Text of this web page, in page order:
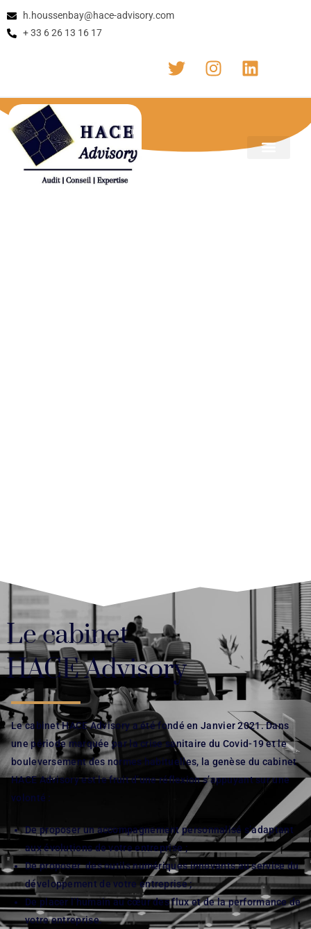
h.houssenbay@hace-advisory.com
+ 33 6 26 13 16 17
Le cabinet
HACE Advisory
Le cabinet HACE Advisory a été fondé en Janvier 2021. Dans
une période marquée par la crise sanitaire du Covid-19 et le
bouleversement des normes habituelles, la genèse du cabinet
HACE Advisory est le fruit d’une réflexion s’appuyant sur une
volonté :
De proposer un accompagnement personnalisé s’adaptant
aux évolutions de votre entreprise ;
De proposer des outils numériques innovants au service du
développement de votre entreprise ;
De placer l’humain au cœur des flux et de la performance de
votre entreprise.